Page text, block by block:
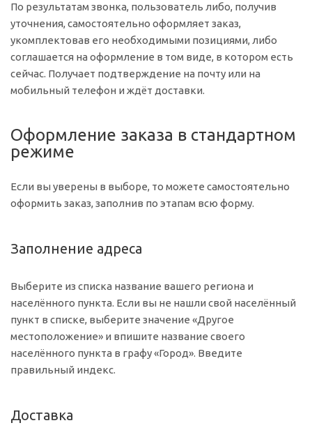
По результатам звонка, пользователь либо, получив
уточнения, самостоятельно оформляет заказ,
укомплектовав его необходимыми позициями, либо
соглашается на оформление в том виде, в котором есть
сейчас. Получает подтверждение на почту или на
мобильный телефон и ждёт доставки.
Оформление заказа в стандартном
режиме
Если вы уверены в выборе, то можете самостоятельно
оформить заказ, заполнив по этапам всю форму.
Заполнение адреса
Выберите из списка название вашего региона и
населённого пункта. Если вы не нашли свой населённый
пункт в списке, выберите значение «Другое
местоположение» и впишите название своего
населённого пункта в графу «Город». Введите
правильный индекс.
Доставка